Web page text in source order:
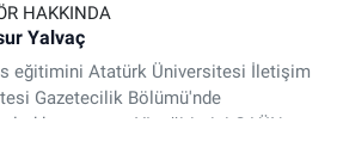
HAKKINDA
Yalvaç
eğitimini Atatürk Üniversitesi İletişim
Gazetecilik Bölümü'nde
sonra, YL eğitimini GAÜN
Bilimler Enstitüsü'nde İletişim ve T. D.